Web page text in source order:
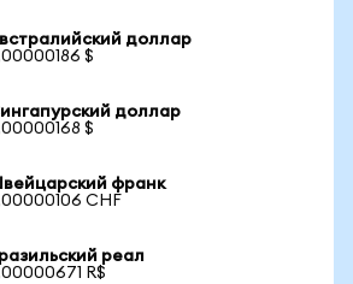
доллар
$
доллар
$
франк
CHF
реал
R$